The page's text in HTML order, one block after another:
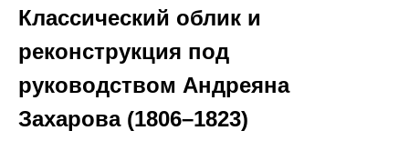
Классический облик и
реконструкция под
руководством Андреяна
Захарова (1806–1823)